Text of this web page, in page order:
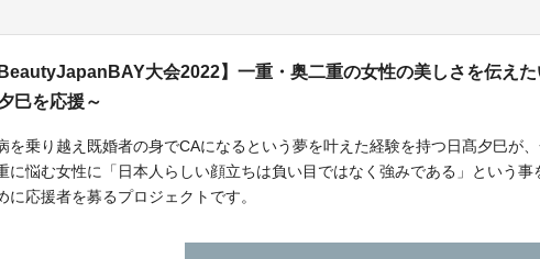
BeautyJapanBAY大会2022】一重・奥二重の女性の美しさを伝えた
巳を応援～
を乗り越え既婚者の身でCAになるという夢を叶えた経験を持つ日髙夕巳が
に悩む女性に「日本人らしい顔立ちは負い目ではなく強みである」という事
に応援者を募るプロジェクトです。